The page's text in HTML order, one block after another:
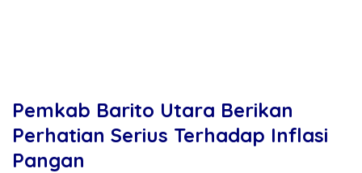
Pemkab Barito Utara Berikan
Perhatian Serius Terhadap Inflasi
Pangan